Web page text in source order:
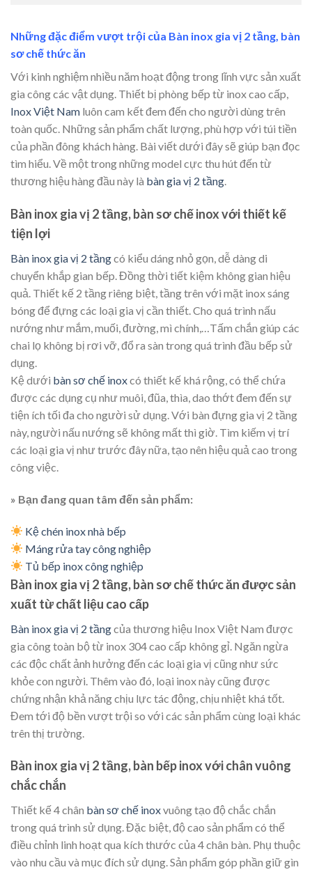
Những đặc điểm vượt trội của Bàn inox gia vị 2 tầng, bàn
sơ chế thức ăn
Với kinh nghiệm nhiều năm hoạt động trong lĩnh vực sản xuất
gia công các vật dụng. Thiết bị phòng bếp từ inox cao cấp,
Inox Việt Nam luôn cam kết đem đến cho người dùng trên
toàn quốc. Những sản phẩm chất lượng, phù hợp với túi tiền
của phần đông khách hàng. Bài viết dưới đây sẽ giúp bạn đọc
tìm hiểu. Về một trong những model cực thu hút đến từ
thương hiệu hàng đầu này là bàn gia vị 2 tầng.
Bàn inox gia vị 2 tầng, bàn sơ chế inox với thiết kế
tiện lợi
Bàn inox gia vị 2 tầngcó kiểu dáng nhỏ gọn, dễ dàng di
chuyển khắp gian bếp. Đồng thời tiết kiệm không gian hiệu
quả. Thiết kế 2 tầng riêng biệt, tầng trên với mặt inox sáng
bóng để đựng các loại gia vị cần thiết. Cho quá trình nấu
nướng như mắm, muối, đường, mì chính,…Tấm chắn giúp các
chai lọ không bị rơi vỡ, đổ ra sàn trong quá trình đầu bếp sử
dụng.
Kệ dưới bàn sơ chế inoxcó thiết kế khá rộng, có thể chứa
được các dụng cụ như muôi, đũa, thìa, dao thớt đem đến sự
tiện ích tối đa cho người sử dụng. Với bàn đựng gia vị 2 tầng
này, người nấu nướng sẽ không mất thì giờ. Tìm kiếm vị trí
các loại gia vị như trước đây nữa, tạo nên hiệu quả cao trong
công việc.
» Bạn đang quan tâm đến sản phẩm:
Kệ chén inox nhà bếp
Máng rửa tay công nghiệp
Tủ bếp inox công nghiệp
Bàn inox gia vị 2 tầng, bàn sơ chế thức ăn được sản
xuất từ chất liệu cao cấp
Bàn inox gia vị 2 tầngcủa thương hiệu Inox Việt Nam được
gia công toàn bộ từ inox 304 cao cấp không gỉ. Ngăn ngừa
các độc chất ảnh hưởng đến các loại gia vị cũng như sức
khỏe con người. Thêm vào đó, loại inox này cũng được
chứng nhận khả năng chịu lực tác động, chịu nhiệt khá tốt.
Đem tới độ bền vượt trội so với các sản phẩm cùng loại khác
trên thị trường.
Bàn inox gia vị 2 tầng, bàn bếp inox với chân vuông
chắc chắn
Thiết kế 4 chân bàn sơ chế inoxvuông tạo độ chắc chắn
trong quá trình sử dụng. Đặc biệt, độ cao sản phẩm có thể
điều chỉnh linh hoạt qua kích thước của 4 chân bàn. Phụ thuộc
vào nhu cầu và mục đích sử dụng. Sản phẩm góp phần giữ gìn